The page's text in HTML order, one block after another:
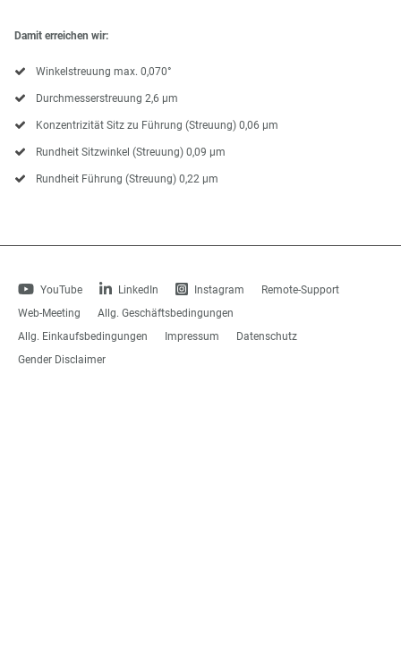
Damit erreichen wir:
Winkelstreuung max. 0,070°
Durchmesserstreuung 2,6 µm
Konzentrizität Sitz zu Führung (Streuung) 0,06 µm
Rundheit Sitzwinkel (Streuung) 0,09 µm
Rundheit Führung (Streuung) 0,22 µm
YouTube LinkedIn Instagram
Remote-Support
Web-Meeting
Allg. Geschäftsbedingungen
Allg. Einkaufsbedingungen
Impressum
Datenschutz
Gender Disclaimer